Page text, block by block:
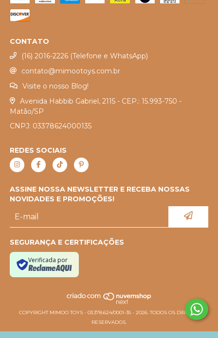
CONTATO
(16) 2016-2226 (Telefone e WhatsApp)
contato@mimootoys.com.br
Visite o nosso Blog!
Avenida Habbib Gabriel, 2115 - CEP.: 15.993-750 -
Matão/SP
CNPJ: 03378624000135
REDES SOCIAIS
ASSINE NOSSA NEWSLETTER E RECEBA NOSSAS
NOVIDADES E PROMOÇÕES!
SEGURANÇA E CERTIFICAÇÕES
Verificada por
COPYRIGHT MIMOO TOYS - 03.378.624/0001-35 - 2026. TODOS OS DIREITOS
RESERVADOS.